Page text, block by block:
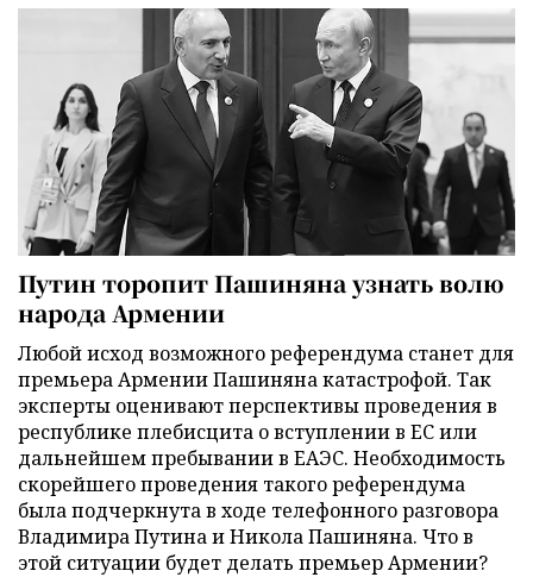
Путин торопит Пашиняна узнать волю
народа Армении
Любой исход возможного референдума станет для
премьера Армении Пашиняна катастрофой. Так
эксперты оценивают перспективы проведения в
республике плебисцита о вступлении в ЕС или
дальнейшем пребывании в ЕАЭС. Необходимость
скорейшего проведения такого референдума
была подчеркнута в ходе телефонного разговора
Владимира Путина и Никола Пашиняна. Что в
этой ситуации будет делать премьер Армении?